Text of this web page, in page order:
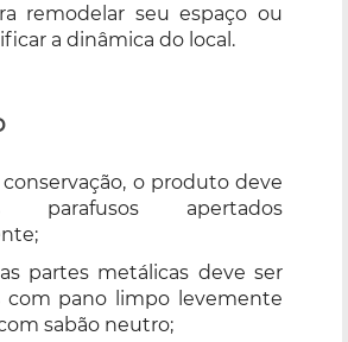
remodelar seu espaço ou
a dinâmica do local.
o produto deve
apertados
partes metálicas deve ser
com pano limpo levemente
sabão neutro;